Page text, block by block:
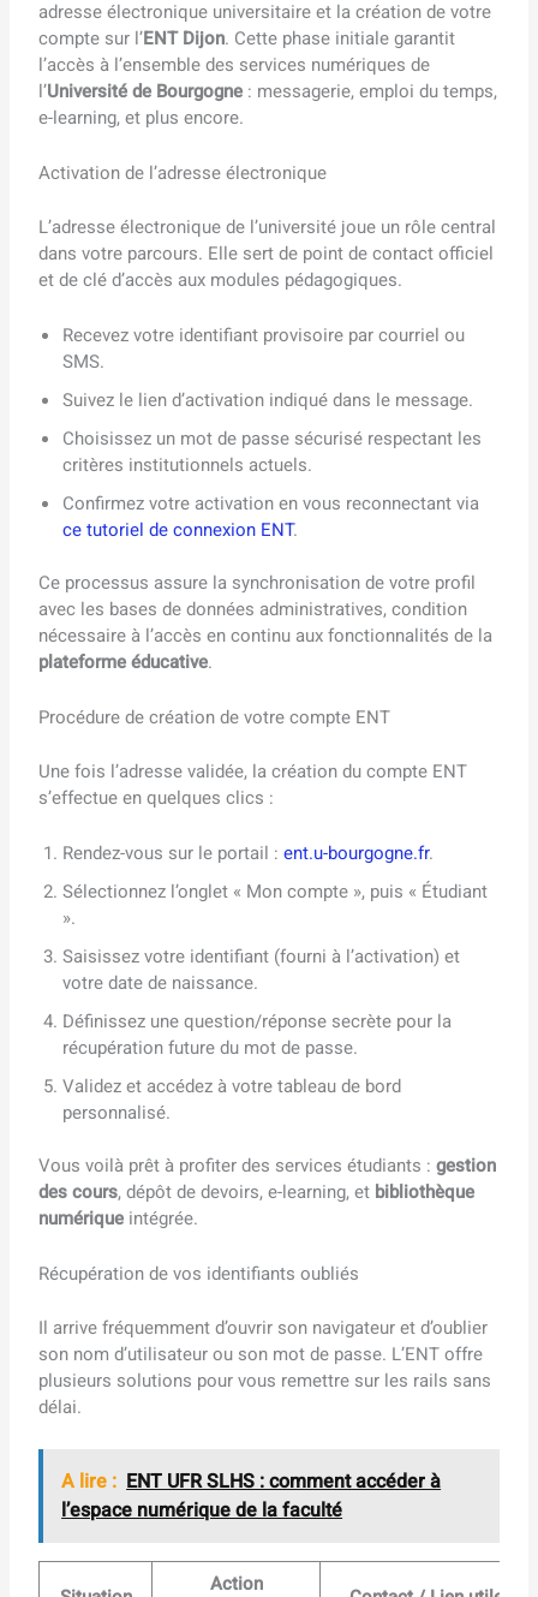
adresse électronique universitaire et la création de votre
compte sur l’ENT Dijon. Cette phase initiale garantit
l’accès à l’ensemble des services numériques de
l’Université de Bourgogne : messagerie, emploi du temps,
e-learning, et plus encore.
Activation de l’adresse électronique
L’adresse électronique de l’université joue un rôle central
dans votre parcours. Elle sert de point de contact officiel
et de clé d’accès aux modules pédagogiques.
Recevez votre identifiant provisoire par courriel ou
SMS.
Suivez le lien d’activation indiqué dans le message.
Choisissez un mot de passe sécurisé respectant les
critères institutionnels actuels.
Confirmez votre activation en vous reconnectant via
ce tutoriel de connexion ENT.
Ce processus assure la synchronisation de votre profil
avec les bases de données administratives, condition
nécessaire à l’accès en continu aux fonctionnalités de la
plateforme éducative.
Procédure de création de votre compte ENT
Une fois l’adresse validée, la création du compte ENT
s’effectue en quelques clics :
Rendez-vous sur le portail :ent.u-bourgogne.fr.
Sélectionnez l’onglet « Mon compte », puis « Étudiant
».
Saisissez votre identifiant (fourni à l’activation) et
votre date de naissance.
Définissez une question/réponse secrète pour la
récupération future du mot de passe.
Validez et accédez à votre tableau de bord
personnalisé.
Vous voilà prêt à profiter des services étudiants :gestion
des cours, dépôt de devoirs, e-learning, et bibliothèque
numérique intégrée.
Récupération de vos identifiants oubliés
Il arrive fréquemment d’ouvrir son navigateur et d’oublier
son nom d’utilisateur ou son mot de passe. L’ENT offre
plusieurs solutions pour vous remettre sur les rails sans
délai.
A lire : ENT UFR SLHS : comment accéder à
l’espace numérique de la faculté
Action